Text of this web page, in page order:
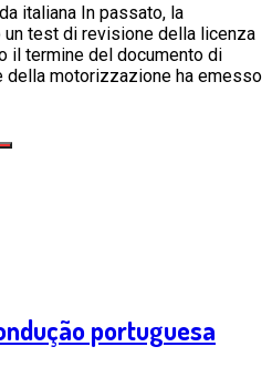
italiana In passato, la
test di revisione della licenza
il termine del documento di
della motorizzazione ha emesso
portuguesa